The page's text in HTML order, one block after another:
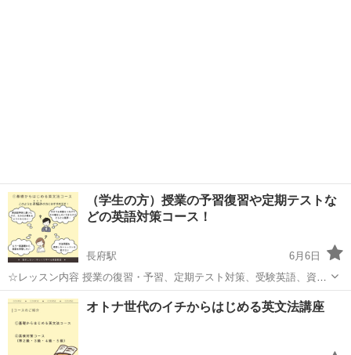
（学生の方）授業の予習復習や定期テストな
どの英語対策コース！
長府駅
6月6日
☆レッスン内容 授業の復習・予習、定期テスト対策、受験英語、資格
試験（英検等） ※レッスン内容はご希望に応じて柔軟に変更させてい
ただきますので、お気軽にご相談ください。 ※社会人の方は別途ご相
山口 下関市 長府駅 英語/基礎英語 定期テスト
オトナ世代のイチからはじめる英文法講座